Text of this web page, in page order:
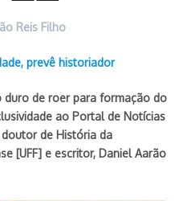
Reis Filho
prevê historiador
duro de roer para formação do
ao Portal de Notícias
de História da
[UFF] e escritor, Daniel Aarão